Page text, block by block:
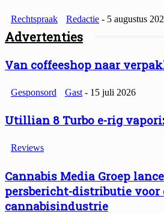
Rechtspraak Redactie - 5 augustus
Advertenties
Van coffeeshop naar
Gesponsord Gast - 15 juli 2026
Utillian 8 Turbo e-rig
Reviews
Cannabis Media Groep
persbericht-distributie voor
cannabisindustrie